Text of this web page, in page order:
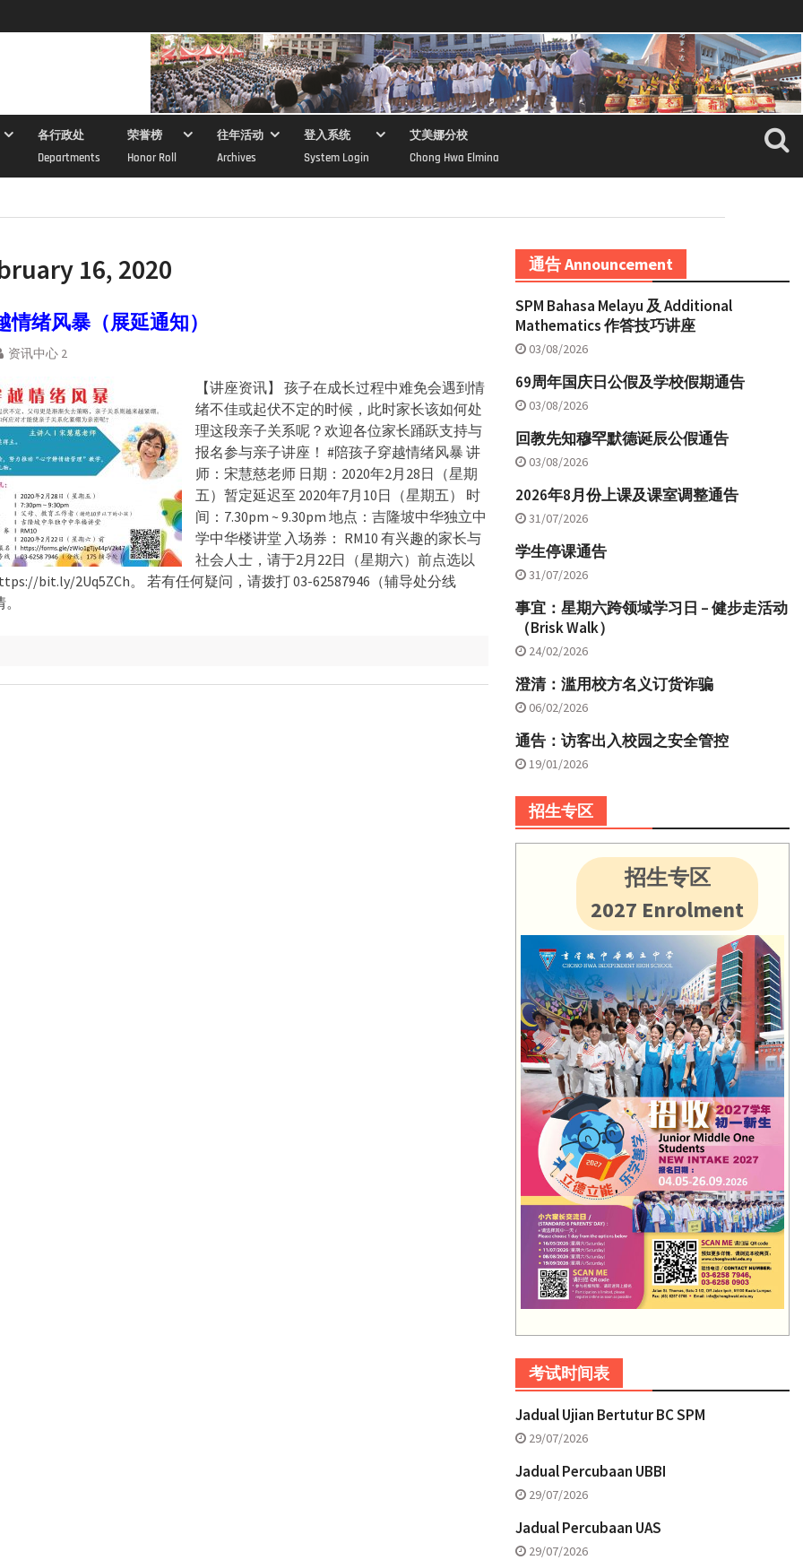
各行政处
Departments
荣誉榜
Honor Roll
往年活动
Archives
登入系统
System Login
艾美娜分校
Chong Hwa Elmina
16, 2020
情绪风暴（展延通知）
资讯中心 2
【讲座资讯】 孩子在成长过程中难免会遇到情
绪不佳或起伏不定的时候，此时家长该如何处
理这段亲子关系呢？欢迎各位家长踊跃支持与
报名参与亲子讲座！ #陪孩子穿越情绪风暴 ‍讲
师：宋慧慈老师 日期：2020年2月28日（星期
五）暂定延迟至 2020年7月10日（星期五） 时
间：7.30pm ~ 9.30pm 地点：吉隆坡中华独立中
学中华楼讲堂 入场券： RM10 有兴趣的家长与
社会人士，请于2月22日（星期六）前点选以
bit.ly/2Uq5ZCh。 若有任何疑问，请拨打 03-62587946（辅导处分线
通告 Announcement
SPM Bahasa Melayu 及 Additional
Mathematics 作答技巧讲座
03/08/2026
69周年国庆日公假及学校假期通告
03/08/2026
回教先知穆罕默德诞辰公假通告
03/08/2026
2026年8月份上课及课室调整通告
31/07/2026
学生停课通告
31/07/2026
事宜：星期六跨领域学习日 – 健步走活动
（Brisk Walk）
24/02/2026
澄清：滥用校方名义订货诈骗
06/02/2026
通告：访客出入校园之安全管控
19/01/2026
招生专区
招生专区
2027 Enrolment
考试时间表
Jadual Ujian Bertutur BC SPM
29/07/2026
Jadual Percubaan UBBI
29/07/2026
Jadual Percubaan UAS
29/07/2026